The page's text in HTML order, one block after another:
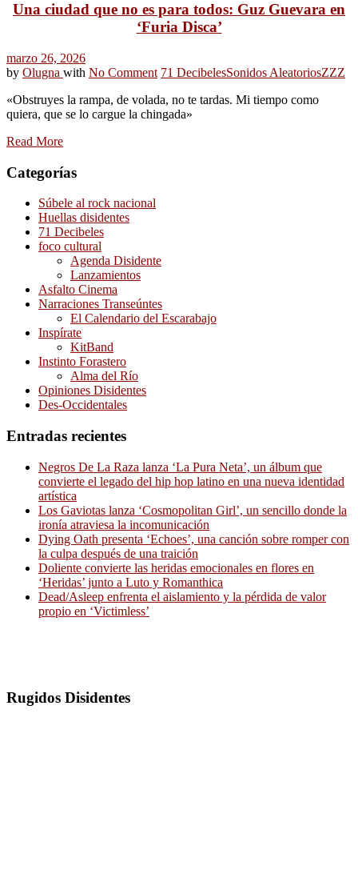
Una ciudad que no es para todos: Guz Guevara en
‘Furia Disca’
marzo 26, 2026
by Olugna with No Comment 71 DecibelesSonidos AleatoriosZZZ
«Obstruyes la rampa, de volada, no te tardas. Mi tiempo como
quiera, que se lo cargue la chingada»
Read More
Categorías
Súbele al rock nacional
Huellas disidentes
71 Decibeles
foco cultural
Agenda Disidente
Lanzamientos
Asfalto Cinema
Narraciones Transeúntes
El Calendario del Escarabajo
Inspírate
KitBand
Instinto Forastero
Alma del Río
Opiniones Disidentes
Des-Occidentales
Entradas recientes
Negros De La Raza lanza ‘La Pura Neta’, un álbum que
convierte el legado del hip hop latino en una nueva identidad
artística
Los Gaviotas lanza ‘Cosmopolitan Girl’, un sencillo donde la
ironía atraviesa la incomunicación
Dying Oath presenta ‘Echoes’, una canción sobre romper con
la culpa después de una traición
Doliente convierte las heridas emocionales en flores en
‘Heridas’ junto a Luto y Romanthica
Dead/Asleep enfrenta el aislamiento y la pérdida de valor
propio en ‘Victimless’
Rugidos Disidentes